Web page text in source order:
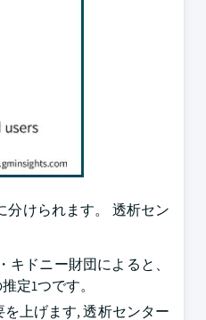
けられます。 透析セン
ドニー財団によると、
定1つです。
上げます, 透析センター